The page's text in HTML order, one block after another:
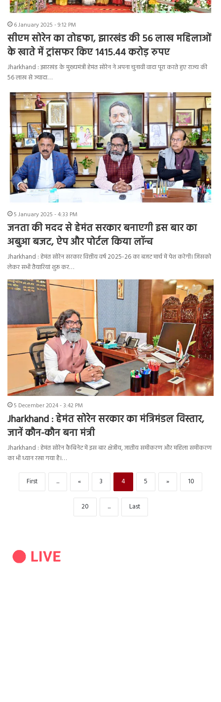
6 January 2025 - 9:12 PM
सीएम सोरेन का तोहफा, झारखंड की 56 लाख महिलाओं
के खाते में ट्रांसफर किए 1415.44 करोड़ रुपए
Jharkhand : झारखंड के मुख्यमंत्री हेमंत सोरेन ने अपना चुनावी वादा पूरा करते हुए राज्य की
56 लाख से ज्यादा…
5 January 2025 - 4:33 PM
जनता की मदद से हेमंत सरकार बनाएगी इस बार का
अबुआ बजट, ऐप और पोर्टल किया लॉन्च
Jharkhand : हेमंत सोरेन सरकार वित्तीय वर्ष 2025-26 का बजट मार्च में पेश करेगी। जिसको
लेकर सभी तैयारियां शुरू कर…
5 December 2024 - 3:42 PM
Jharkhand : हेमंत सोरेन सरकार का मंत्रिमंडल विस्तार,
जानें कौन-कौन बना मंत्री
Jharkhand : हेमंत सोरेन कैबिनेट में इस बार क्षेत्रीय, जातीय समीकरण और महिला समीकरण
का भी ध्यान रखा गया है।…
First ... « 3 4 5 » 10
20 ... Last